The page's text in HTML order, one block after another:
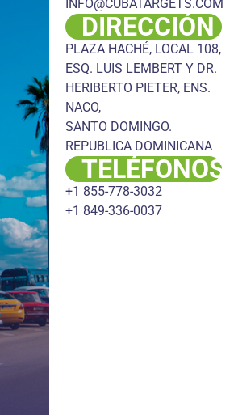
INFO@CUBATARGETS.COM
DIRECCIÓN
PLAZA HACHÉ, LOCAL 108,
ESQ. LUIS LEMBERT Y DR.
HERIBERTO PIETER, ENS.
NACO,
SANTO DOMINGO.
REPUBLICA DOMINICANA
TELÉFONOS
+1 855-778-3032
+1 849-336-0037